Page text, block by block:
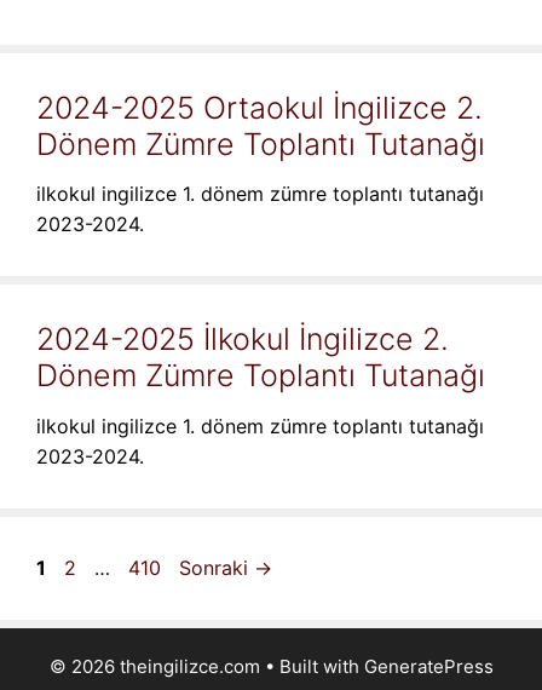
2024-2025 Ortaokul İngilizce 2.
Dönem Zümre Toplantı Tutanağı
ilkokul ingilizce 1. dönem zümre toplantı tutanağı
2023-2024.
2024-2025 İlkokul İngilizce 2.
Dönem Zümre Toplantı Tutanağı
ilkokul ingilizce 1. dönem zümre toplantı tutanağı
2023-2024.
Sayfa
1 Sayfa
2 … Sayfa
410 Sonraki →
© 2026 theingilizce.com • Built with GeneratePress